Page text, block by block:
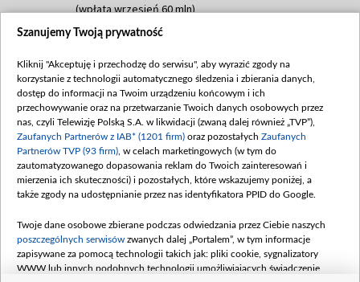
(wpłata wrzesień 60 mln)
Dofinansowanie 635 783 051,21 PLN
(wpłata wrzesień 100 mln, październik 350
mln, listopad 265 mln)
Dofinansowanie 48 862 000,00 PLN
Data podpisania umowy: GRUDZIEŃ 2025
(wpłata grudzień 60,548 mln)
Dofinansowanie 900 000 000,00 PLN
Data podpisania umowy: LUTY 2026 (wpłata
kwiecień 180 mln, 7 maja 180 mln, 8
czerwca 90 mln)
Dofinansowanie 250 000 000,00 PLN
Szanujemy Twoją prywatność
Kliknij "Akceptuję i przechodzę do serwisu", aby wyrazić zgody na
korzystanie z technologii automatycznego śledzenia i zbierania danych,
dostęp do informacji na Twoim urządzeniu końcowym i ich
przechowywanie oraz na przetwarzanie Twoich danych osobowych przez
nas, czyli Telewizję Polską S.A. w likwidacji (zwaną dalej również „TVP”),
Zaufanych Partnerów z IAB* (1201 firm) oraz pozostałych Zaufanych
Partnerów TVP (93 firm) , w celach marketingowych (w tym do
zautomatyzowanego dopasowania reklam do Twoich zainteresowań i
mierzenia ich skuteczności) i pozostałych, które wskazujemy poniżej, a
także zgody na udostępnianie przez nas identyfikatora PPID do Google.
Twoje dane osobowe zbierane podczas odwiedzania przez Ciebie naszych
poszczególnych serwisów zwanych dalej „Portalem”, w tym informacje
zapisywane za pomocą technologii takich jak: pliki cookie, sygnalizatory
WWW lub innych podobnych technologii umożliwiających świadczenie